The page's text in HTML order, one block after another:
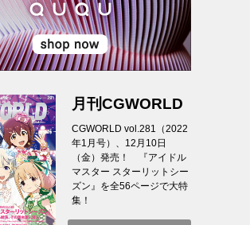
月刊CGWORLD
CGWORLD vol.281（2022
年1月号）、12月10日
（金）発売！ 『アイドル
マスター スターリットシー
ズン』を全56ページで大特
集！